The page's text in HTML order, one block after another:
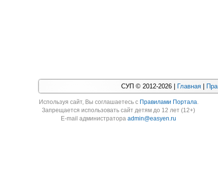
СУП © 2012-2026 | Главная
Используя cайт, Вы соглашаетесь с Правилами Портала.
Запрещается использовать сайт детям до 12 лет (12+)
E-mail администратораadmin@easyen.ru